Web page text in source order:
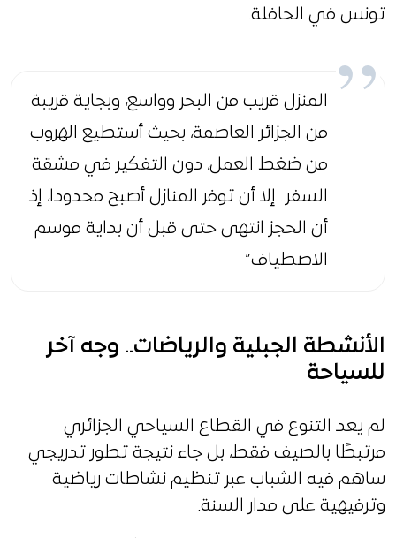
تونس في الحافلة.
المنزل قريب من البحر وواسع، وبجاية قريبة
من الجزائر العاصمة، بحيث أستطيع الهروب
من ضغط العمل، دون التفكير في مشقة
السفر.. إلا أن توفر المنازل أصبح محدودا، إذ
أن الحجز انتهى حتى قبل أن بداية موسم
الاصطياف”
الأنشطة الجبلية والرياضات.. وجه آخر
للسياحة
لم يعد التنوع في القطاع السياحي الجزائري
مرتبطًا بالصيف فقط، بل جاء نتيجة تطور تدريجي
ساهم فيه الشباب عبر تنظيم نشاطات رياضية
وترفيهية على مدار السنة.